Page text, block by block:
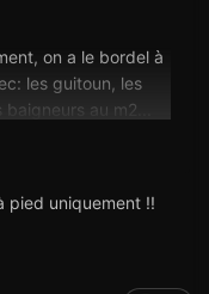
on a le bordel à
les guitoun, les
au m2...
pied uniquement !!